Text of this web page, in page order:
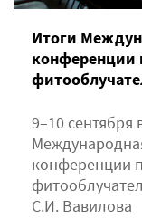
Итоги
конференции
9–10 сентября
конференции
С.И. Вавилова